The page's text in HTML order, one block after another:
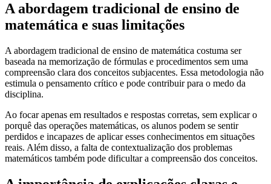
A abordagem tradicional de ensino de
matemática e suas limitações
A abordagem tradicional de ensino de matemática costuma ser
baseada na memorização de fórmulas e procedimentos sem uma
compreensão clara dos conceitos subjacentes. Essa metodologia não
estimula o pensamento crítico e pode contribuir para o medo da
disciplina.
Ao focar apenas em resultados e respostas corretas, sem explicar o
porquê das operações matemáticas, os alunos podem se sentir
perdidos e incapazes de aplicar esses conhecimentos em situações
reais. Além disso, a falta de contextualização dos problemas
matemáticos também pode dificultar a compreensão dos conceitos.